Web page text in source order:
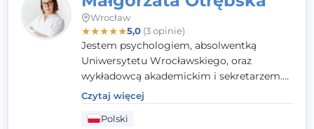
Wrocław
★★★★★5,0(3 opinie)
Jestem psychologiem, absolwentką
Uniwersytetu Wrocławskiego, oraz
wykładowcą akademickim i sekretarzem.
Dodatkowo mam kwalifikacje mediatora,
specjalizując się w sprawach rodzinnych,
cywilnych oraz karnych.
Czytaj więcej
Polski